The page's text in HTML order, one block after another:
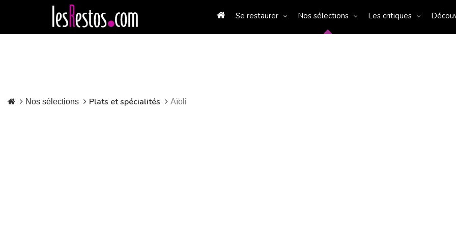
Se restaurer Nos sélections Les critiques
Nos sélections Plats et spécialités Aïoli